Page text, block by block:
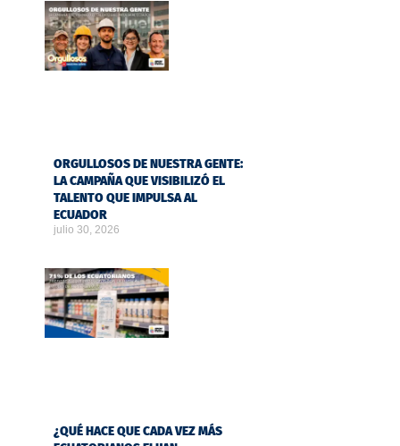
ORGULLOSOS DE NUESTRA GENTE:
LA CAMPAÑA QUE VISIBILIZÓ EL
TALENTO QUE IMPULSA AL
ECUADOR
julio 30, 2026
¿QUÉ HACE QUE CADA VEZ MÁS